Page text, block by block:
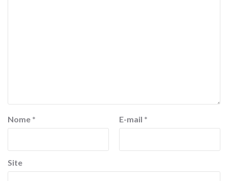
Nome * E-mail *
Site